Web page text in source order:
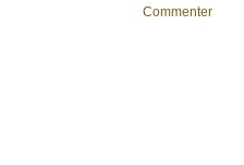
Commenter